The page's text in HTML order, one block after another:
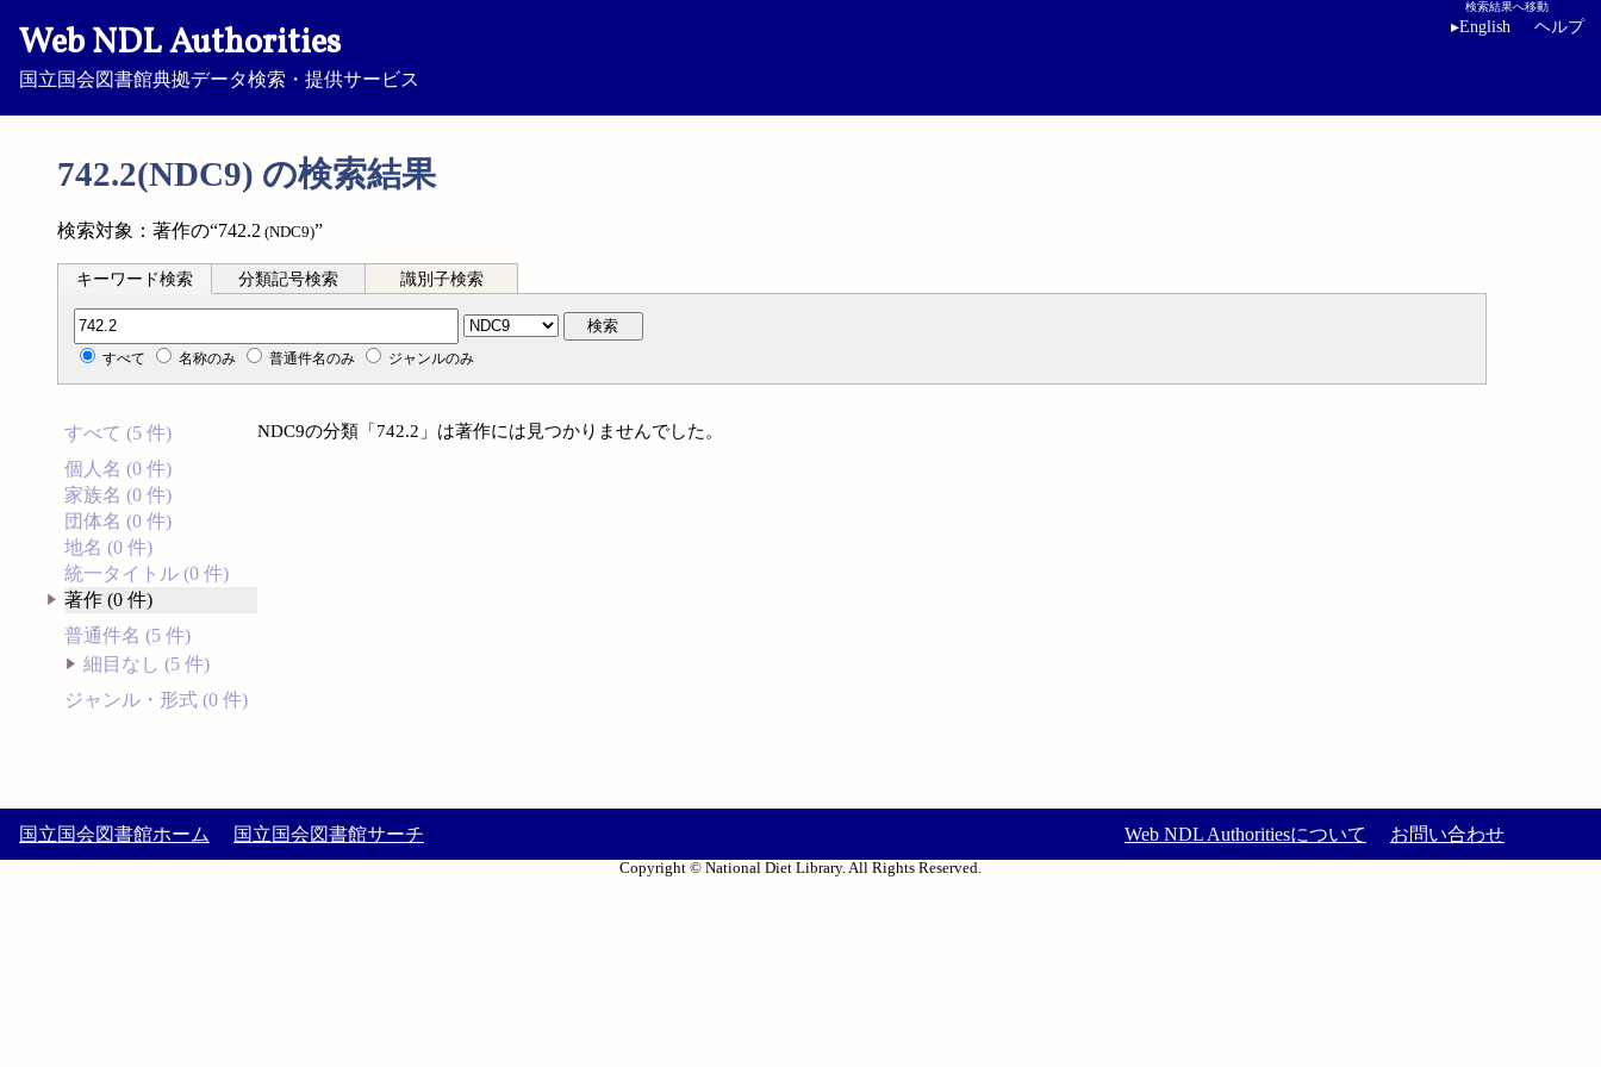
Web NDL Authorities
国立国会図書館典拠データ検索・提供サービス
検索結果へ移動
▸English ヘルプ
742.2(NDC9) の検索結果
検索対象：著作の“742.2 (NDC9)”
キーワード検索 分類記号検索 識別子検索
分類記号検索 検索
すべて 名称のみ 普通件名のみ ジャンルのみ
すべて (5 件)
個人名 (0 件)
家族名 (0 件)
団体名 (0 件)
地名 (0 件)
統一タイトル (0 件)
著作 (0 件)
普通件名 (5 件)
細目なし (5 件)
ジャンル・形式 (0 件)
NDC9の分類「742.2」は著作には見つかりませんでした。
国立国会図書館ホーム 国立国会図書館サーチ Web NDL Authoritiesについて お問い合わせ
Copyright © National Diet Library. All Rights Reserved.